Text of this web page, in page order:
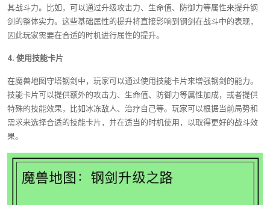
其战斗力。比如，可以通过升级攻击力、生命值、防御力等属性来提升钢
剑的整体实力。这些基础属性的提升将直接影响到钢剑在战斗中的表现，
因此玩家需要在合适的时机进行属性的提升。
4. 使用技能卡片
在魔兽地图守塔钢剑中，玩家可以通过使用技能卡片来增强钢剑的能力。
技能卡片可以提供额外的攻击力、生命值、防御力等属性加成，或者提供
特殊的技能效果，比如冰冻敌人、治疗自己等。玩家可以根据当前局势和
需求来选择合适的技能卡片，并在适当的时机使用，以取得更好的战斗效
果。